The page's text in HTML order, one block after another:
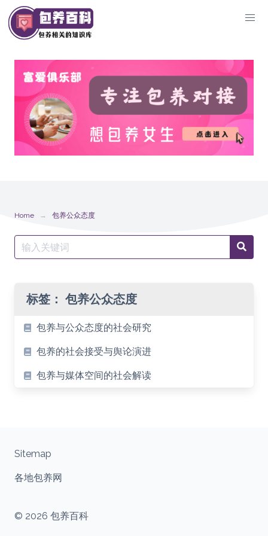
Skip
to
content
Home 包养公众态度
Search
for:
标签： 包养公众态度
包养与公众态度的社会研究
包养的社会接受与舆论演进
包养与媒体空间的社会解读
© 2026 包养百科
Sitemap
各地包养网